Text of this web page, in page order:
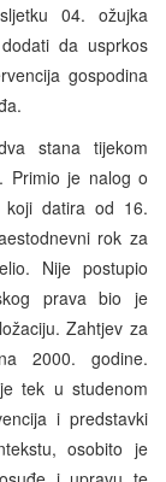
04. ožujka
da usprkos
gospodina
stana tijekom
Primio je nalog o
koji datira od 16.
rok za
Nije postupio
prava bio je
Zahtjev za
2000. godine.
tek u studenom
i predstavki
osobito je